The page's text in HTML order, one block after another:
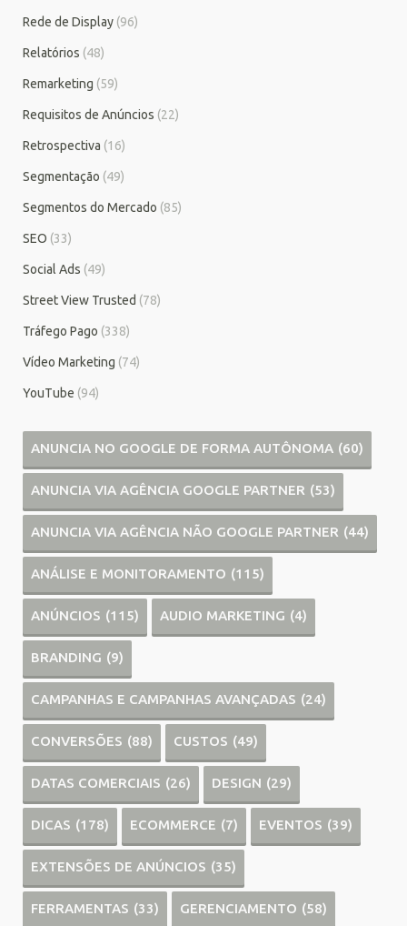
Rede de Display (96)
Relatórios (48)
Remarketing (59)
Requisitos de Anúncios (22)
Retrospectiva (16)
Segmentação (49)
Segmentos do Mercado (85)
SEO (33)
Social Ads (49)
Street View Trusted (78)
Tráfego Pago (338)
Vídeo Marketing (74)
YouTube (94)
ANUNCIA NO GOOGLE DE FORMA AUTÔNOMA (60)
ANUNCIA VIA AGÊNCIA GOOGLE PARTNER (53)
ANUNCIA VIA AGÊNCIA NÃO GOOGLE PARTNER (44)
ANÁLISE E MONITORAMENTO (115)
ANÚNCIOS (115) AUDIO MARKETING (4)
BRANDING (9)
CAMPANHAS E CAMPANHAS AVANÇADAS (24)
CONVERSÕES (88) CUSTOS (49)
DATAS COMERCIAIS (26) DESIGN (29)
DICAS (178) ECOMMERCE (7) EVENTOS (39)
EXTENSÕES DE ANÚNCIOS (35)
FERRAMENTAS (33) GERENCIAMENTO (58)